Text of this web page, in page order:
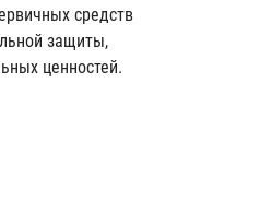
средств
защиты,
ценностей.